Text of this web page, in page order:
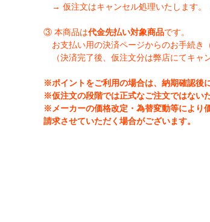
→ 仮注文はキャンセル処理いたします。
③ 本商品は代金先払い対象商品です。
お支払い用の決済ページからのお手続き
（決済完了後、仮注文分は弊店にてキャ
※ポイントをご利用の場合は、納期確認後
※仮注文の段階では正式なご注文ではない
※メーカーの価格改定・為替変動等により
請求させていただく場合がございます。